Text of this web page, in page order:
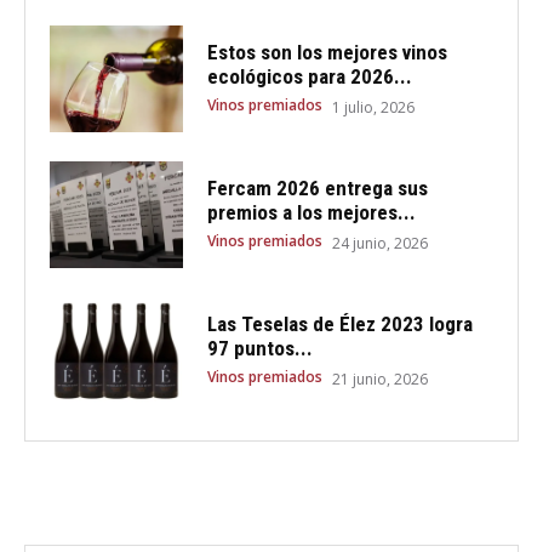
Estos son los mejores vinos
ecológicos para 2026...
Vinos premiados 1 julio, 2026
Fercam 2026 entrega sus
premios a los mejores...
Vinos premiados 24 junio, 2026
Las Teselas de Élez 2023 logra
97 puntos...
Vinos premiados 21 junio, 2026